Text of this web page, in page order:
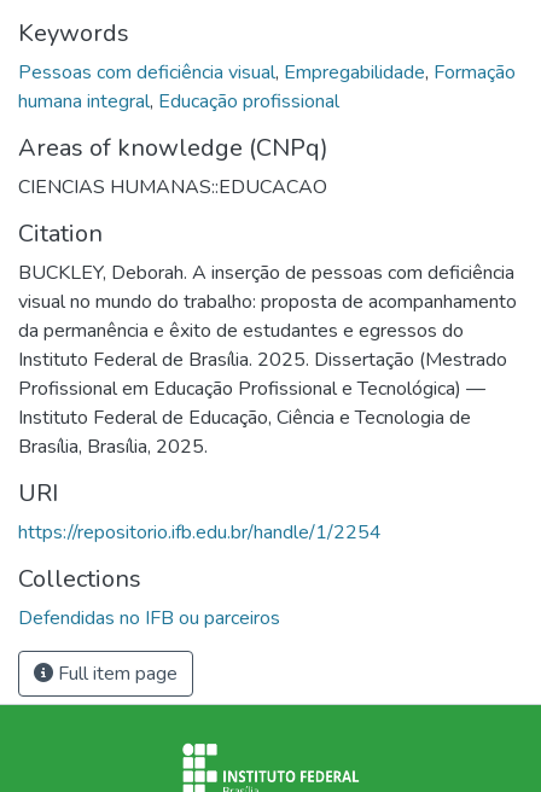
Keywords
Pessoas com deficiência visual, Empregabilidade, Formação
humana integral, Educação profissional
Areas of knowledge (CNPq)
CIENCIAS HUMANAS::EDUCACAO
Citation
BUCKLEY, Deborah. A inserção de pessoas com deficiência
visual no mundo do trabalho: proposta de acompanhamento
da permanência e êxito de estudantes e egressos do
Instituto Federal de Brasília. 2025. Dissertação (Mestrado
Profissional em Educação Profissional e Tecnológica) —
Instituto Federal de Educação, Ciência e Tecnologia de
Brasília, Brasília, 2025.
URI
https://repositorio.ifb.edu.br/handle/1/2254
Collections
Defendidas no IFB ou parceiros
Full item page